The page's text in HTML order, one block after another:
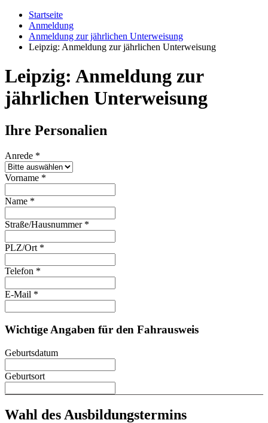
Startseite
Anmeldung
Anmeldung zur jährlichen Unterweisung
Leipzig: Anmeldung zur jährlichen Unterweisung
Leipzig: Anmeldung zur
jährlichen Unterweisung
Ihre Personalien
Anrede *
Vorname *
Name *
Straße/Hausnummer *
PLZ/Ort *
Telefon *
E-Mail *
Wichtige Angaben für den Fahrausweis
Geburtsdatum
Geburtsort
Wahl des Ausbildungstermins